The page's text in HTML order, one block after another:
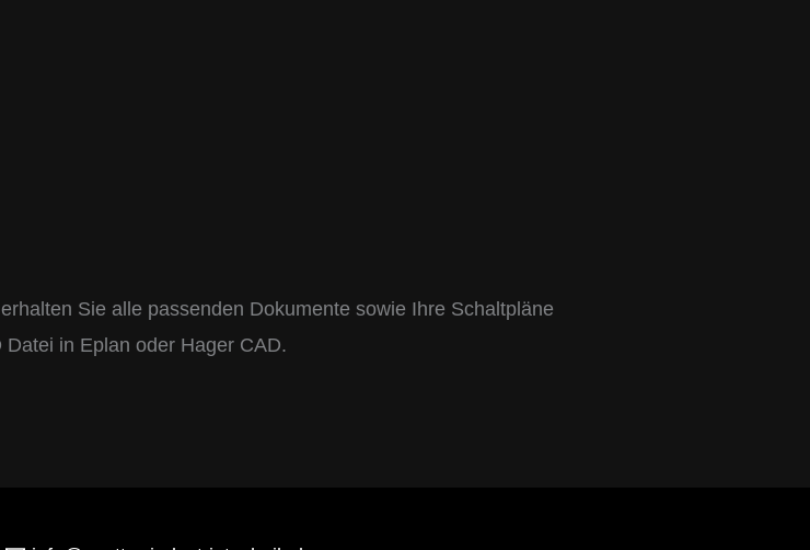
Sie alle passenden Dokumente sowie Ihre Schaltpläne
in Eplan oder Hager CAD.